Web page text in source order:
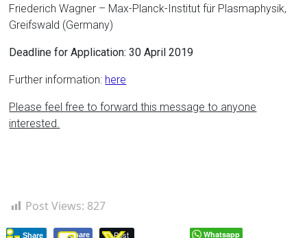
Friederich Wagner – Max-Planck-Institut für Plasmaphysik,
Greifswald (Germany)
Deadline for Application: 30 April 2019
Further information: here
Please feel free to forward this message to anyone
interested.
Post Views: 827
Share Post
Share Whatsapp